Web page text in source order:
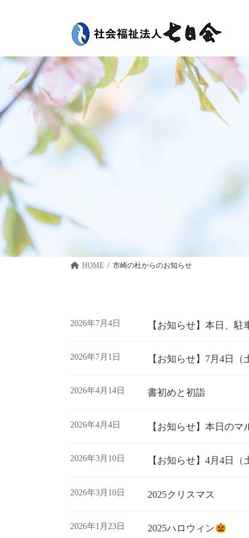
ツ
ッ
プ
シ
移
動
HOME 市崎の杜
2026年7月4日 【お知らせ】本日、
2026年7月1日 【お知らせ】7月4日
2026年4月14日 書初めと初詣
2026年4月4日 【お知らせ】本日の
2026年3月10日 【お知らせ】4月4日
2026年3月10日 2025クリスマス
2026年1月23日 2025ハロウィン